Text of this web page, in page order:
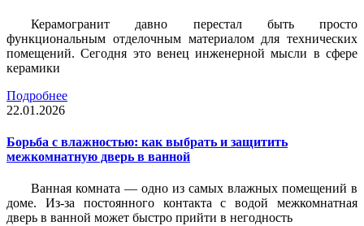
Керамогранит давно перестал быть просто
функциональным отделочным материалом для технических
помещений. Сегодня это венец инженерной мысли в сфере
керамики
Подробнее
22.01.2026
Борьба с влажностью: как выбрать и защитить
межкомнатную дверь в ванной
Ванная комната — одно из самых влажных помещений в
доме. Из-за постоянного контакта с водой межкомнатная
дверь в ванной может быстро прийти в негодность